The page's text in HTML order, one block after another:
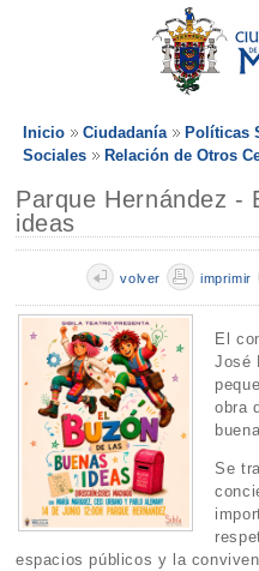
Inicio Ciudadanía Políticas
Sociales
Relación de Otros
Parque Hernández -
ideas
imprimir
volver
El
José
obra
Se
espacios públicos y la